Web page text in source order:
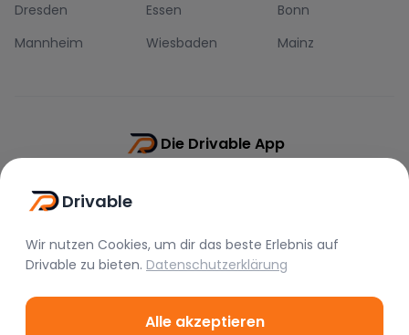
Dresden
Essen
Bonn
Mannheim
Wiesbaden Mainz
Die Drivable App
Drivable
Wir nutzen Cookies, um dir das beste Erlebnis auf
Drivable zu bieten. Datenschutzerklärung
Alle akzeptieren